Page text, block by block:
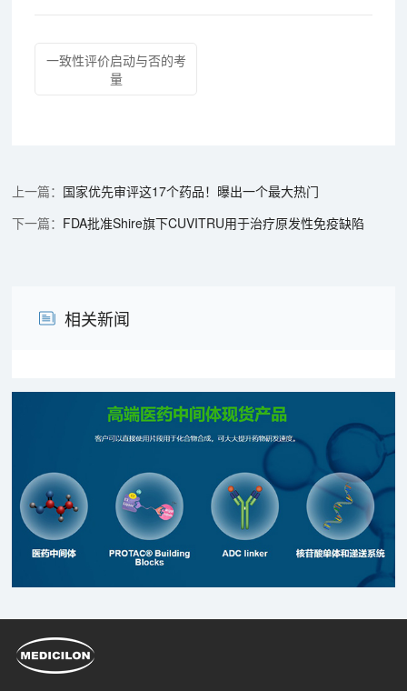
一致性评价启动与否的考
量
国家优先审评这17个药品！曝出一个最大热门
FDA批准Shire旗下CUVITRU用于治疗原发性免疫缺陷
相关新闻